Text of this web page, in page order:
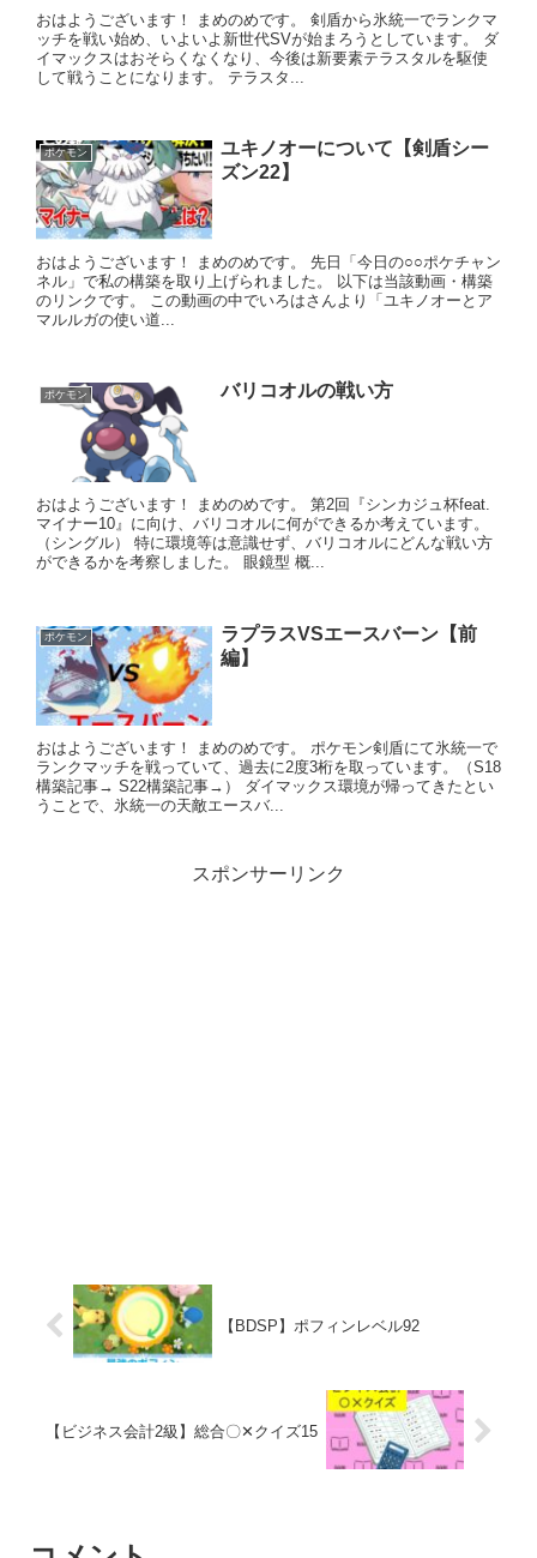
おはようございます！ まめのめです。 剣盾から氷統一でランクマ
ッチを戦い始め、いよいよ新世代SVが始まろうとしています。 ダ
イマックスはおそらくなくなり、今後は新要素テラスタルを駆使
して戦うことになります。 テラスタ...
ポケモン
ユキノオーについて【剣盾シー
ズン22】
おはようございます！ まめのめです。 先日「今日の○○ポケチャン
ネル」で私の構築を取り上げられました。 以下は当該動画・構築
のリンクです。 この動画の中でいろはさんより「ユキノオーとア
マルルガの使い道...
ポケモン バリコオルの戦い方
おはようございます！ まめのめです。 第2回『シンカジュ杯feat.
マイナー10』に向け、バリコオルに何ができるか考えています。
（シングル） 特に環境等は意識せず、バリコオルにどんな戦い方
ができるかを考察しました。 眼鏡型 概...
ポケモン
ラプラスVSエースバーン【前
編】
おはようございます！ まめのめです。 ポケモン剣盾にて氷統一で
ランクマッチを戦っていて、過去に2度3桁を取っています。（S18
構築記事→ S22構築記事→） ダイマックス環境が帰ってきたとい
うことで、氷統一の天敵エースバ...
スポンサーリンク
【BDSP】ポフィンレベル92
【ビジネス会計2級】総合〇✕クイズ15